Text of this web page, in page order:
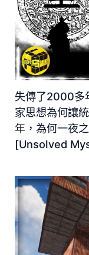
失傳了2000多
家思想為何讓
年，為何一夜
[Unsolved